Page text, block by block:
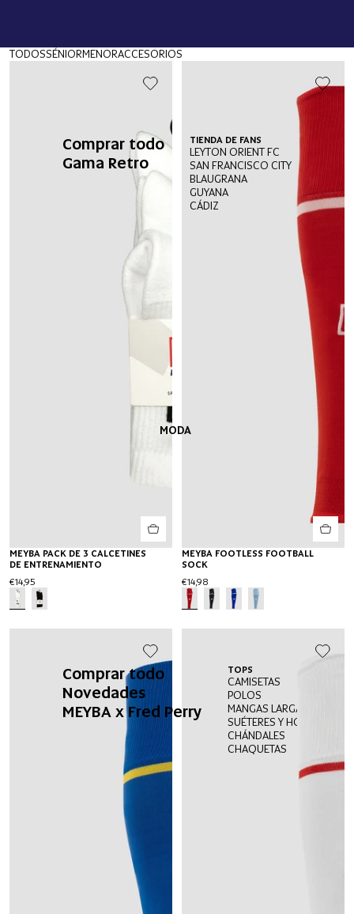
Comprar todo
Gama Retro
TIENDA DE FANS
LEYTON ORIENT FC
SAN FRANCISCO CITY
BLAUGRANA
GUYANA
CÁDIZ
MODA
Comprar todo
Novedades
MEYBA x Fred Perry
TOPS
CAMISETAS
POLOS
MANGAS LARGAS
SUÉTERES Y HOODIES
CHÁNDALES
CHAQUETAS
TODOSSÉNIORMENORACCESORIOS
MEYBA PACK DE 3 CALCETINES
DE ENTRENAMIENTO
€14,95
MEYBA FOOTLESS FOOTBALL
SOCK
€14,98